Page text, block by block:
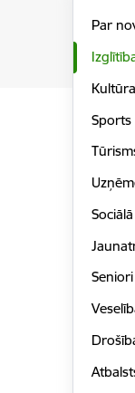
Par
Kultūra
Sports
Seniori